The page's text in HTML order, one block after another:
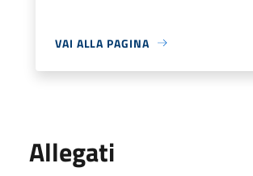
VAI ALLA PAGINA
Allegati